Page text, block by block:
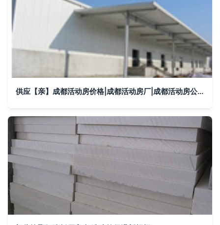
供应【亲】成都活动房价格|成都活动房厂|成都活动房公司_建筑建材_世界工厂网中国产品信息库